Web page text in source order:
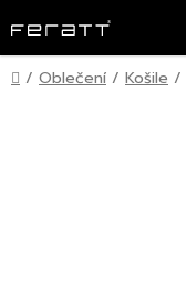
na
obsah
Domů
/ Oblečení / Košile /